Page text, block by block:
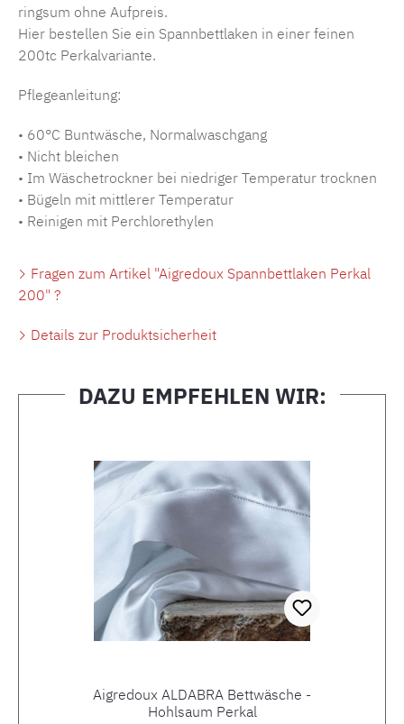
ringsum ohne Aufpreis.
Hier bestellen Sie ein Spannbettlaken in einer feinen
200tc Perkalvariante.
Pflegeanleitung:
• 60°C Buntwäsche, Normalwaschgang
• Nicht bleichen
• Im Wäschetrockner bei niedriger Temperatur trocknen
• Bügeln mit mittlerer Temperatur
• Reinigen mit Perchlorethylen
Fragen zum Artikel "Aigredoux Spannbettlaken Perkal
200" ?
Details zur Produktsicherheit
DAZU EMPFEHLEN WIR:
Aigredoux ALDABRA Bettwäsche -
Hohlsaum Perkal